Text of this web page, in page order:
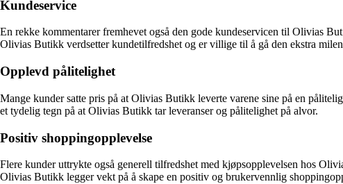
Kundeservice
En rekke kommentarer fremhevet også den gode kundeservicen til Olivias
Olivias Butikk verdsetter kundetilfredshet og er villige til å gå den ekstra
Opplevd pålitelighet
Mange kunder satte pris på at Olivias Butikk leverte varene sine på en
et tydelig tegn på at Olivias Butikk tar leveranser og pålitelighet på alvor.
Positiv shoppingopplevelse
Flere kunder uttrykte også generell tilfredshet med kjøpsopplevelsen hos
Olivias Butikk legger vekt på å skape en positiv og brukervennlig